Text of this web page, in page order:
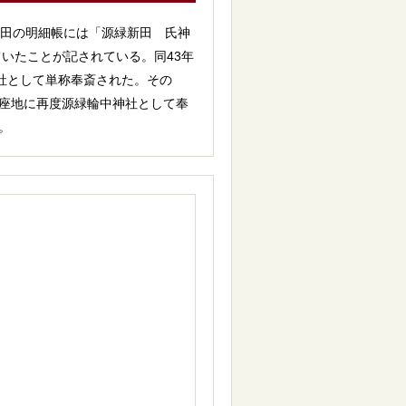
の明細帳には「源緑新田 氏神
たことが記されている。同43年
として単称奉斎された。その
地に再度源緑輪中神社として奉